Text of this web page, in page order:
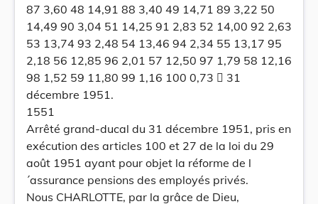
87 3,60 48 14,91 88 3,40 49 14,71 89 3,22 50
14,49 90 3,04 51 14,25 91 2,83 52 14,00 92 2,63
53 13,74 93 2,48 54 13,46 94 2,34 55 13,17 95
2,18 56 12,85 96 2,01 57 12,50 97 1,79 58 12,16
98 1,52 59 11,80 99 1,16 100 0,73  31
décembre 1951.
1551
Arrêté grand-ducal du 31 décembre 1951, pris en
exécution des articles 100 et 27 de la loi du 29
août 1951 ayant pour objet la réforme de l
´assurance pensions des employés privés.
Nous CHARLOTTE, par la grâce de Dieu,